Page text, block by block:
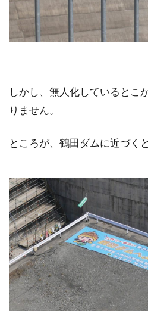
しかし、無人化しているとこ
りません。
ところが、鶴田ダムに近づく